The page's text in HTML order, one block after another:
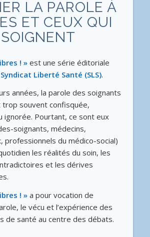
LA PAROLE À
ET CEUX QUI
SOIGNENT
! »est une série éditoriale
Syndicat Liberté Santé (SLS).
années, la parole des soignants
souvent confisquée,
ignorée. Pourtant, ce sont eux
soignants, médecins,
professionnels du médico-social)
les réalités du soin, les
et les dérives
! »a pour vocation de
le vécu et l’expérience des
de santé au centre des débats.